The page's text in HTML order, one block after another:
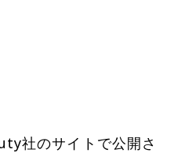
社のサイトで公開さ